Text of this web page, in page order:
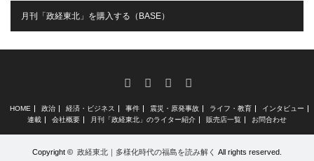
月刊「政経東北」を購入する（BASE）
FacebookInstagram
RSS
HOME 政治 経済・ビジネス 事件 震災・原発事故 ライフ・教育
インタビュー
連載
会社概要 月刊「政経東北」のライター紹介 販売店一覧 お問合わせ
Copyright © 政経東北｜多様化時代の福島を読み解く All rights reserved.